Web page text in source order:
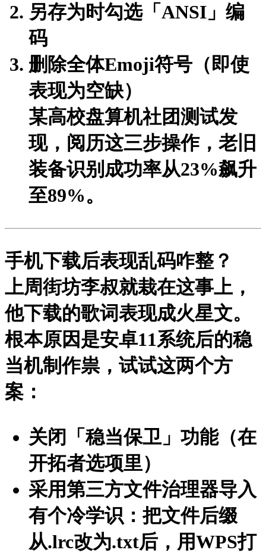
另存为时勾选「ANSI」编
码
删除全体Emoji符号（即使
表现为空缺）
某高校盘算机社团测试发
现，阅历这三步操作，老旧
装备识别成功率从23%飙升
至89%。
手机下载后表现乱码咋整？
上周街坊李叔就栽在这事上，
他下载的歌词表现成火星文。
根本原因是安卓11系统后的稳
当机制作祟，试试这两个方
案：
关闭「稳当保卫」功能（在
开拓者选项里）
采用第三方文件治理器导入
有个冷学识：把文件后缀
从.lrc改为.txt后，用WPS打